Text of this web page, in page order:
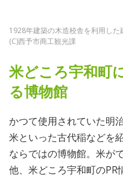
1928年建築の木造校舎を利用した
(C)西予市商工観光課
米どころ宇和町
る博物館
かつて使用されていた明
米といった古代稲などを
ならではの博物館。米が
他、米どころ宇和町の